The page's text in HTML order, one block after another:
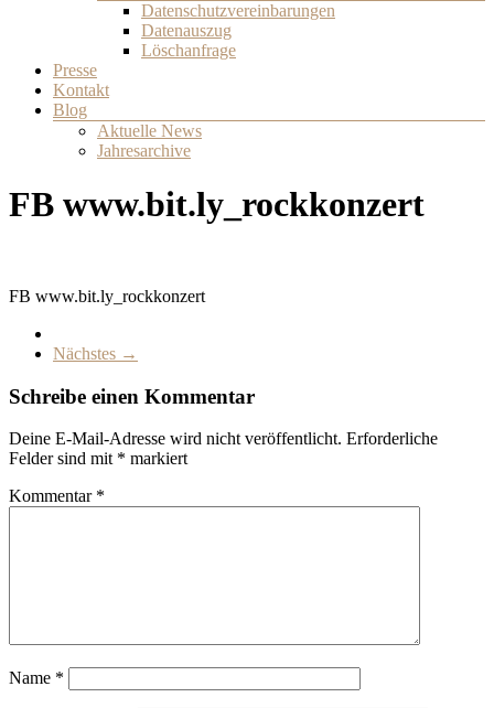
Datenschutzvereinbarungen
Datenauszug
Löschanfrage
Presse
Kontakt
Blog
Aktuelle News
Jahresarchive
FB www.bit.ly_rockkonzert
FB www.bit.ly_rockkonzert
Nächstes →
Schreibe einen Kommentar
Deine E-Mail-Adresse wird nicht veröffentlicht. Erforderliche
Felder sind mit * markiert
Kommentar *
Name *